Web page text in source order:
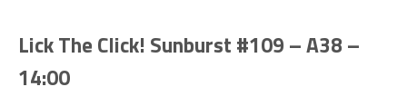
Lick The Click! Sunburst #109 – A38 –
14:00